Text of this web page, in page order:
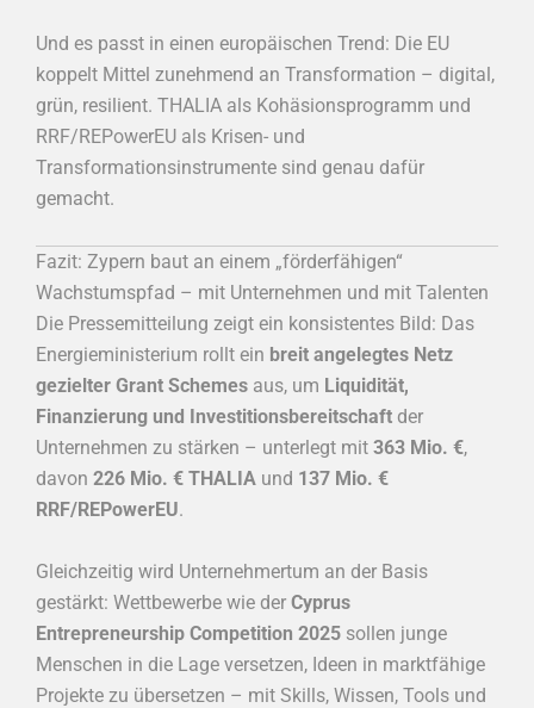
Und es passt in einen europäischen Trend: Die EU
koppelt Mittel zunehmend an Transformation – digital,
grün, resilient. THALIA als Kohäsionsprogramm und
RRF/REPowerEU als Krisen- und
Transformationsinstrumente sind genau dafür
gemacht.
Fazit: Zypern baut an einem „förderfähigen“
Wachstumspfad – mit Unternehmen und mit Talenten
Die Pressemitteilung zeigt ein konsistentes Bild: Das
Energieministerium rollt ein breit angelegtes Netz
gezielter Grant Schemes aus, um Liquidität,
Finanzierung und Investitionsbereitschaft der
Unternehmen zu stärken – unterlegt mit 363 Mio. €,
davon 226 Mio. € THALIA und 137 Mio. €
RRF/REPowerEU.
Gleichzeitig wird Unternehmertum an der Basis
gestärkt: Wettbewerbe wie der Cyprus
Entrepreneurship Competition 2025 sollen junge
Menschen in die Lage versetzen, Ideen in marktfähige
Projekte zu übersetzen – mit Skills, Wissen, Tools und